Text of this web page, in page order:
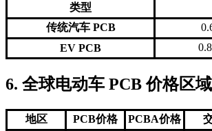
类型
传统汽车 PCB
EV PCB
6. 全球电动车 PCB 价格区
地区 PCB价格 PCBA价格